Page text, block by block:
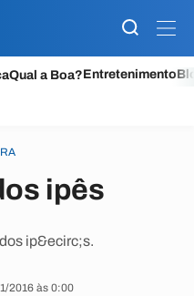
Qual a Boa?Entretenimento
ipês
ip&ecirc;s.
2016 às 0:00